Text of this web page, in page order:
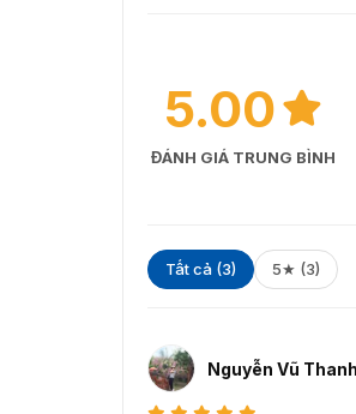
5.00
ĐÁNH GIÁ TRUNG BÌNH
Tất cả (3) 5★ (3)
Nguyễn Vũ